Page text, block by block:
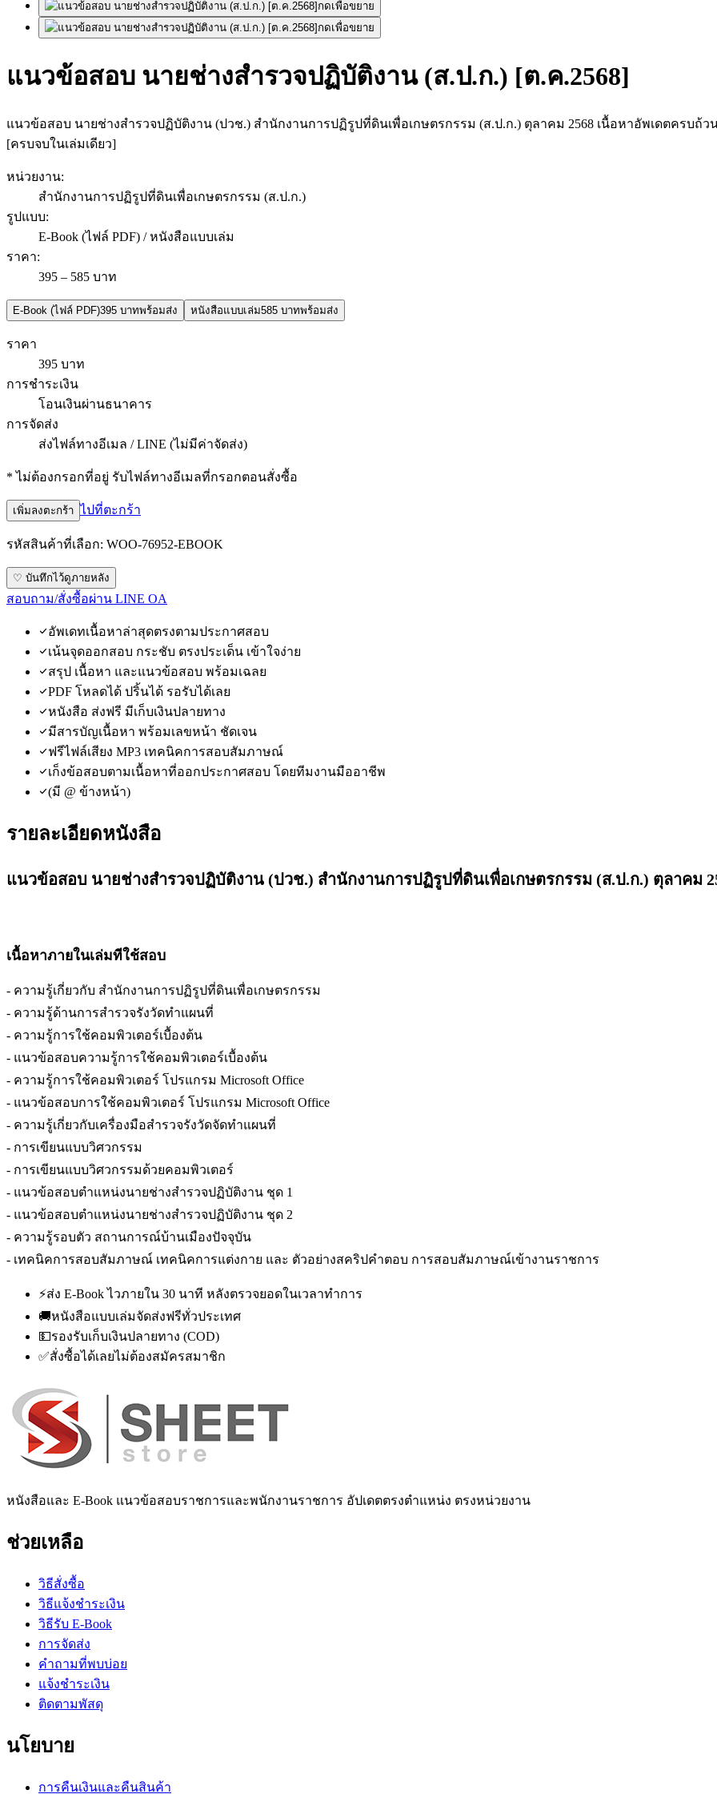
กดเพื่อขยาย
กดเพื่อขยาย
แนวข้อสอบ นายช่างสำรวจปฏิบัติงาน (ส.ป.ก.) [ต.ค.2568]
แนวข้อสอบ นายช่างสำรวจปฏิบัติงาน (ปวช.) สำนักงานการปฏิรูปที่ดินเพื่อเกษตรกรรม (ส.ป.ก.) ตุลาคม 2568 เนื้อหาอัพเดตครบถ้
[ครบจบในเล่มเดียว]
หน่วยงาน:
สำนักงานการปฏิรูปที่ดินเพื่อเกษตรกรรม (ส.ป.ก.)
รูปแบบ:
E-Book (ไฟล์ PDF) / หนังสือแบบเล่ม
ราคา:
395 – 585 บาท
E-Book (ไฟล์ PDF)395 บาทพร้อมส่ง หนังสือแบบเล่ม585 บาทพร้อมส่ง
ราคา
395 บาท
การชำระเงิน
โอนเงินผ่านธนาคาร
การจัดส่ง
ส่งไฟล์ทางอีเมล / LINE (ไม่มีค่าจัดส่ง)
* ไม่ต้องกรอกที่อยู่ รับไฟล์ทางอีเมลที่กรอกตอนสั่งซื้อ
เพิ่มลงตะกร้า ไปที่ตะกร้า
รหัสสินค้าที่เลือก: WOO-76952-EBOOK
♡ บันทึกไว้ดูภายหลัง
สอบถาม/สั่งซื้อผ่าน LINE OA
อัพเดทเนื้อหาล่าสุดตรงตามประกาศสอบ
เน้นจุดออกสอบ กระชับ ตรงประเด็น เข้าใจง่าย
สรุป เนื้อหา และแนวข้อสอบ พร้อมเฉลย
PDF โหลดได้ ปริ้นได้ รอรับได้เลย
หนังสือ ส่งฟรี มีเก็บเงินปลายทาง
มีสารบัญเนื้อหา พร้อมเลขหน้า ชัดเจน
ฟรีไฟล์เสียง MP3 เทคนิคการสอบสัมภาษณ์
เก็งข้อสอบตามเนื้อหาที่ออกประกาศสอบ โดยทีมงานมืออาชีพ
(มี @ ข้างหน้า)
รายละเอียดหนังสือ
แนวข้อสอบ นายช่างสำรวจปฏิบัติงาน (ปวช.) สำนักงานการปฏิรูปที่ดินเพื่อเกษตรกรรม (ส.ป.ก.) ตุลาคม
เนื้อหาภายในเล่มทีใช้สอบ
- ความรู้เกี่ยวกับ สำนักงานการปฏิรูปที่ดินเพื่อเกษตรกรรม
- ความรู้ด้านการสำรวจรังวัดทำแผนที่
- ความรู้การใช้คอมพิวเตอร์เบื้องต้น
- แนวข้อสอบความรู้การใช้คอมพิวเตอร์เบื้องต้น
- ความรู้การใช้คอมพิวเตอร์ โปรแกรม Microsoft Office
- แนวข้อสอบการใช้คอมพิวเตอร์ โปรแกรม Microsoft Office
- ความรู้เกี่ยวกับเครื่องมือสำรวจรังวัดจัดทำแผนที่
- การเขียนแบบวิศวกรรม
- การเขียนแบบวิศวกรรมด้วยคอมพิวเตอร์
- แนวข้อสอบตำแหน่งนายช่างสำรวจปฏิบัติงาน ชุด 1
- แนวข้อสอบตำแหน่งนายช่างสำรวจปฏิบัติงาน ชุด 2
- ความรู้รอบตัว สถานการณ์บ้านเมืองปัจจุบัน
- เทคนิคการสอบสัมภาษณ์ เทคนิคการแต่งกาย และ ตัวอย่างสคริปคำตอบ การสอบสัมภาษณ์เข้างานราชการ
⚡ส่ง E-Book ไวภายใน 30 นาที หลังตรวจยอดในเวลาทำการ
🚚หนังสือแบบเล่มจัดส่งฟรีทั่วประเทศ
💵รองรับเก็บเงินปลายทาง (COD)
✅สั่งซื้อได้เลยไม่ต้องสมัครสมาชิก
หนังสือและ E-Book แนวข้อสอบราชการและพนักงานราชการ อัปเดตตรงตำแหน่ง ตรงหน่วยงาน
ช่วยเหลือ
วิธีสั่งซื้อ
วิธีแจ้งชำระเงิน
วิธีรับ E-Book
การจัดส่ง
คำถามที่พบบ่อย
แจ้งชำระเงิน
ติดตามพัสดุ
นโยบาย
การคืนเงินและคืนสินค้า